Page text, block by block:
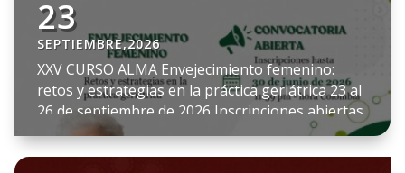
23
SEPTIEMBRE,2026
XXV CURSO ALMA Envejecimiento femenino:
retos y estrategias en la práctica geriátrica 23 al
26 de septiembre de 2026 Inscripciones abiertas
hasta el 30 de junio de 2026 a las 11:59 p.m.
(hora Colombia) Tijuana, México La Academia